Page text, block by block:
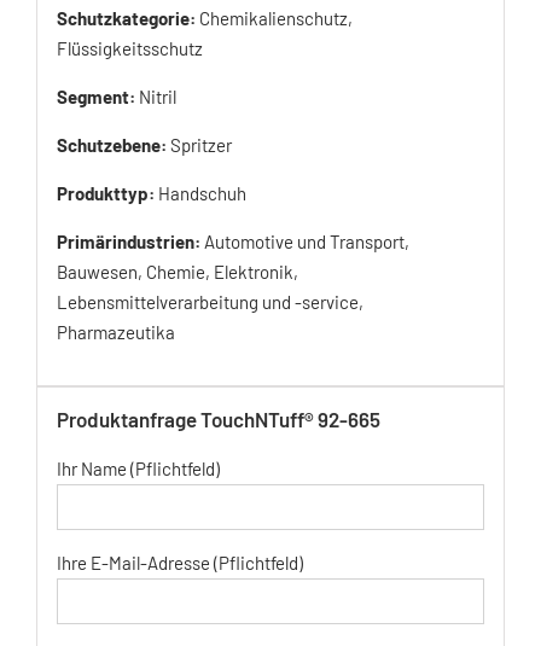
Schutzkategorie: Chemikalienschutz,
Flüssigkeitsschutz
Segment: Nitril
Schutzebene: Spritzer
Produkttyp: Handschuh
Primärindustrien: Automotive und Transport,
Bauwesen, Chemie, Elektronik,
Lebensmittelverarbeitung und -service,
Pharmazeutika
Produktanfrage TouchNTuff® 92-665
Ihr Name (Pflichtfeld)
Ihre E-Mail-Adresse (Pflichtfeld)